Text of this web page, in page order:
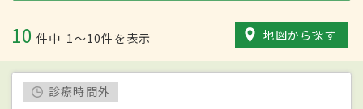
10 件中 1〜10件を表示 地図から探す
診療時間外